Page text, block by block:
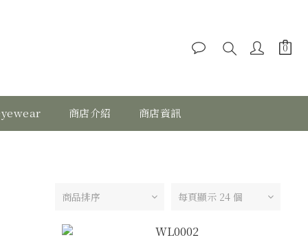
商店介紹 商店資訊
商品排序 每頁顯示 24 個